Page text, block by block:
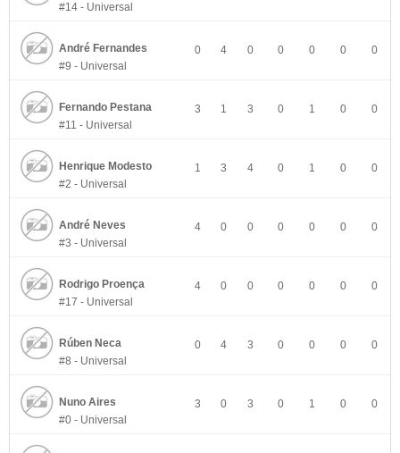
#14 - Universal
André Fernandes
#9 - Universal
0 4 0 0 0 0 0
Fernando Pestana
#11 - Universal
3 1 3 0 1 0 0
Henrique Modesto
#2 - Universal
1 3 4 0 1 0 0
André Neves
#3 - Universal
4 0 0 0 0 0 0
Rodrigo Proença
#17 - Universal
4 0 0 0 0 0 0
Rúben Neca
#8 - Universal
0 4 3 0 0 0 0
Nuno Aires
#0 - Universal
3 0 3 0 1 0 0